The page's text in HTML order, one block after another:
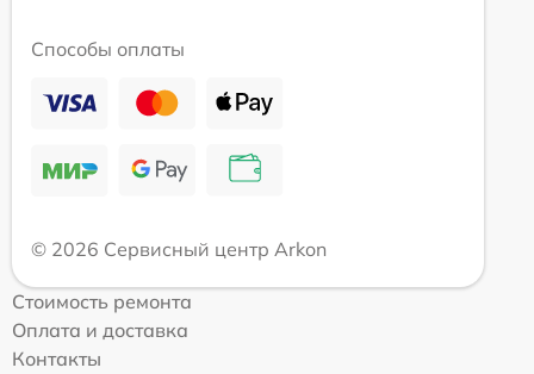
Способы оплаты
© 2026 Сервисный центр Arkon
Стоимость ремонта
Оплата и доставка
Контакты